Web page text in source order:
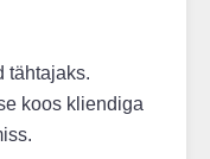
tähtajaks.
koos kliendiga